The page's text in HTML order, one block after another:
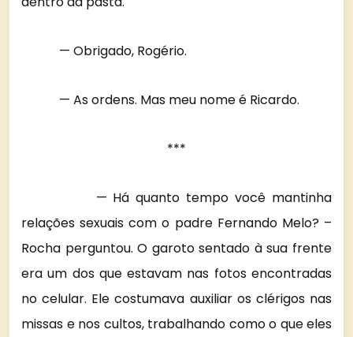
— Obrigado, Rogério.
— As ordens. Mas meu nome é Ricardo.
***
— Há quanto tempo você mantinha
relações sexuais com o padre Fernando Melo? –
Rocha perguntou. O garoto sentado à sua frente
era um dos que estavam nas fotos encontradas
no celular. Ele costumava auxiliar os clérigos nas
missas e nos cultos, trabalhando como o que eles